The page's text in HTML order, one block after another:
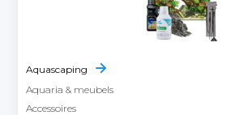
Aquascaping
Aquaria & meubels
Accessoires